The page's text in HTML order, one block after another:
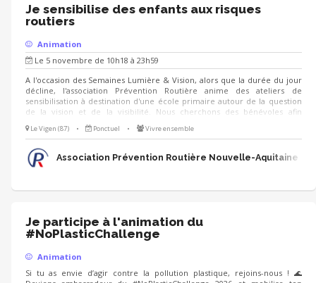
Je sensibilise des enfants aux risques
routiers
Animation
Le 5 novembre de 10h18 à 23h59
A l'occasion des Semaines Lumière & Vision, alors que la durée du jour
décline, l'association Prévention Routière anime des ateliers de
sensibilisation à destination d'une école primaire autour de la question
de la vision et de la visibilité. Nous cherchons des bénévoles afin
d'animer des ateliers ludiques et simples à prendre en main : - quiz -
jeux de cherche et trouve - jeux de cartes - ... Nous serons ravis de vous
Le Vigen (87) • Ponctuel • Vivre ensemble
Association Prévention Routière Nouvelle-Aquitaine
Je participe à l'animation du
#NoPlasticChallenge
Animation
Si tu as envie d’agir contre la pollution plastique, rejoins-nous ! 🌊